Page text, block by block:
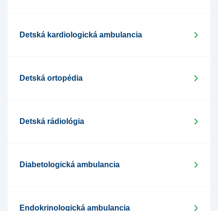
Detská kardiologická ambulancia
Detská ortopédia
Detská rádiológia
Diabetologická ambulancia
Endokrinologická ambulancia